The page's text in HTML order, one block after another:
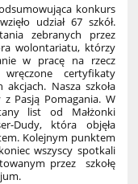
konkurs
udział 67 szkół.
zebranych przez
wolontariatu, którzy
w pracę na rzecz
certyfikaty
Nasza szkoła
Pasją Pomagania. W
list od Małżonki
Dudy, która objęła
Kolejnym punktem
wszyscy spotkali
przez szkołę